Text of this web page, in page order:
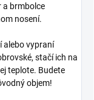
a brmbolce
nosení.
alebo vypraní
stačí ich na
teplote. Budete
objem!